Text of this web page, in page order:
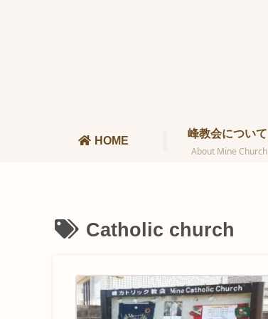
HOME
峰教会について
About Mine Church
Catholic church